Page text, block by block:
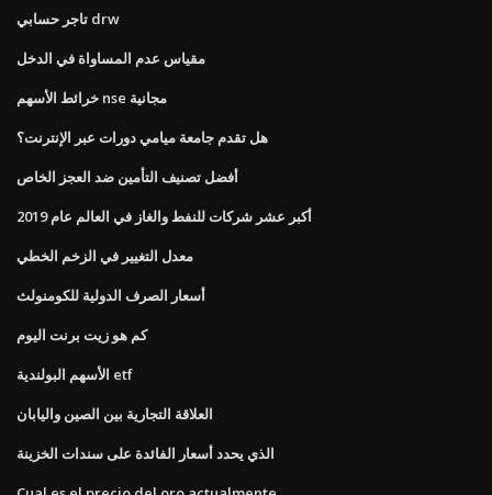
تاجر حسابي drw
مقياس عدم المساواة في الدخل
خرائط الأسهم nse مجانية
هل تقدم جامعة ميامي دورات عبر الإنترنت؟
أفضل تصنيف التأمين ضد العجز الخاص
أكبر عشر شركات للنفط والغاز في العالم عام 2019
معدل التغيير في الزخم الخطي
أسعار الصرف الدولية للكومنولث
كم هو زيت برنت اليوم
الأسهم البولندية etf
العلاقة التجارية بين الصين واليابان
الذي يحدد أسعار الفائدة على سندات الخزينة